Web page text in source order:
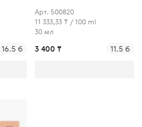
16.5 б
Арт. 500820
11 333,33 ₸ / 100 ml
30 мл
3 400 ₸ 11.5 б